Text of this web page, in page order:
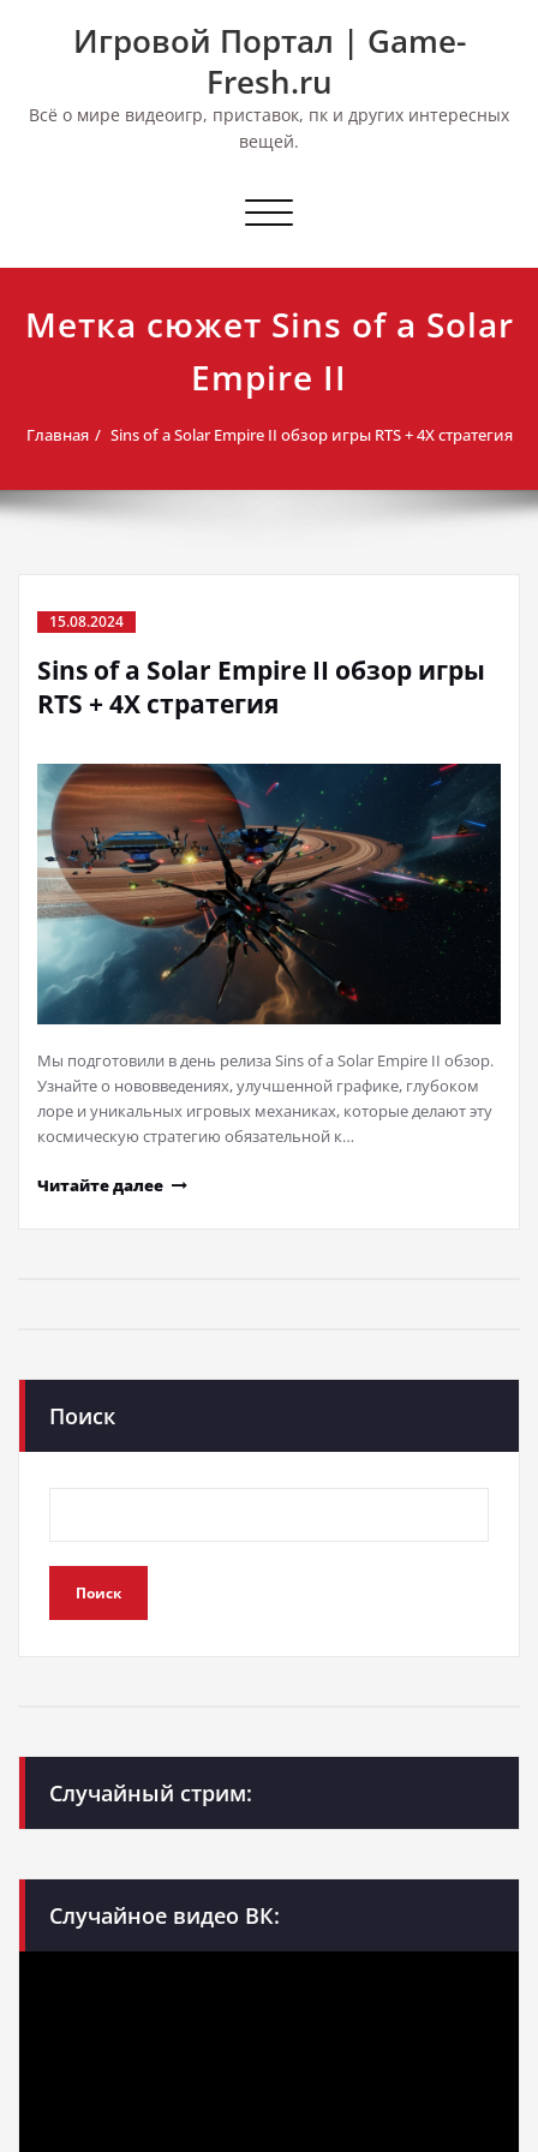
Игровой Портал | Game-
Fresh.ru
Всё о мире видеоигр, приставок, пк и других интересных
вещей.
Переключить
Метка сюжет Sins of a Solar
Empire II
Главная Sins of a Solar Empire II обзор игры RTS + 4X стратегия
15.08.2024
Sins of a Solar Empire II обзор игры
RTS + 4X стратегия
Мы подготовили в день релиза Sins of a Solar Empire II обзор.
Узнайте о нововведениях, улучшенной графике, глубоком
лоре и уникальных игровых механиках, которые делают эту
космическую стратегию обязательной к…
Читайте далее
Поиск
Поиск
Случайный стрим:
Случайное видео ВК: